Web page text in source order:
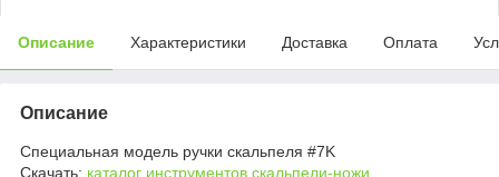
Описание Характеристики Доставка Оплата
Описание
Специальная модель ручки скальпеля #7K
Скачать: каталог инструментов скальпели-ножи